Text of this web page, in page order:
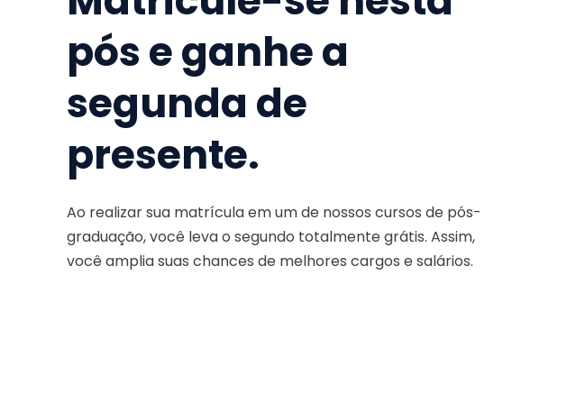
pós e ganhe a
segunda de
presente.
Ao realizar sua matrícula em um de nossos cursos de pós-
graduação, você leva o segundo totalmente grátis. Assim,
você amplia suas chances de melhores cargos e salários.